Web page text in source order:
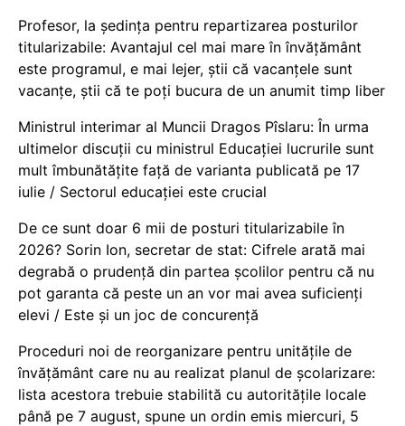
Profesor, la ședința pentru repartizarea posturilor
titularizabile: Avantajul cel mai mare în învățământ
este programul, e mai lejer, știi că vacanțele sunt
vacanţe, știi că te poți bucura de un anumit timp liber
Ministrul interimar al Muncii Dragos Pîslaru: În urma
ultimelor discuții cu ministrul Educației lucrurile sunt
mult îmbunătățite față de varianta publicată pe 17
iulie / Sectorul educației este crucial
De ce sunt doar 6 mii de posturi titularizabile în
2026? Sorin Ion, secretar de stat: Cifrele arată mai
degrabă o prudență din partea școlilor pentru că nu
pot garanta că peste un an vor mai avea suficienți
elevi / Este și un joc de concurență
Proceduri noi de reorganizare pentru unitățile de
învățământ care nu au realizat planul de școlarizare:
lista acestora trebuie stabilită cu autoritățile locale
până pe 7 august, spune un ordin emis miercuri, 5